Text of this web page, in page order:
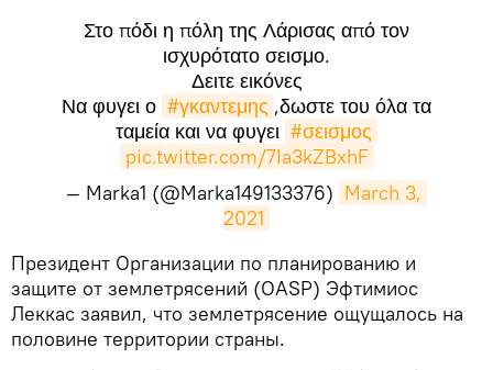
Στο πόδι η πόλη της Λάρισας από τον
ισχυρότατο σεισμο.
Δειτε εικόνες
Να φυγει ο #γκαντεμης ,δωστε του όλα τα
ταμεία και να φυγει #σεισμος
pic.twitter.com/7Ia3kZBxhF
— Marka1 (@Marka149133376) March 3,
2021
​Президент Организации по планированию и
защите от землетрясений (OASP) Эфтимиос
Леккас заявил, что землетрясение ощущалось на
половине территории страны.